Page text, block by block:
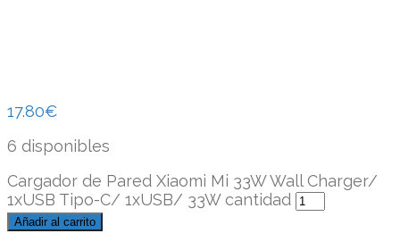
17.80€
6 disponibles
Cargador de Pared Xiaomi Mi 33W Wall Charger/
1xUSB Tipo-C/ 1xUSB/ 33W cantidad
Añadir al carrito